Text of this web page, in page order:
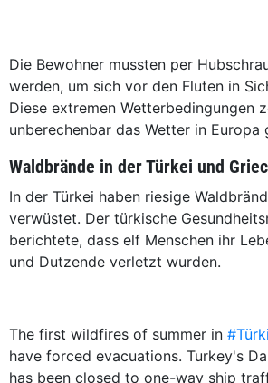
Die Bewohner mussten per
werden, um sich vor den Fluten in
Diese extremen Wetterbedingungen
unberechenbar das Wetter in Europa
Waldbrände in der Türkei und
In der Türkei haben riesige
verwüstet. Der türkische
berichtete, dass elf Menschen ihr
und Dutzende verletzt wurden.
The first wildfires of summer in
have forced evacuations. Turkey's
has been closed to one-way ship